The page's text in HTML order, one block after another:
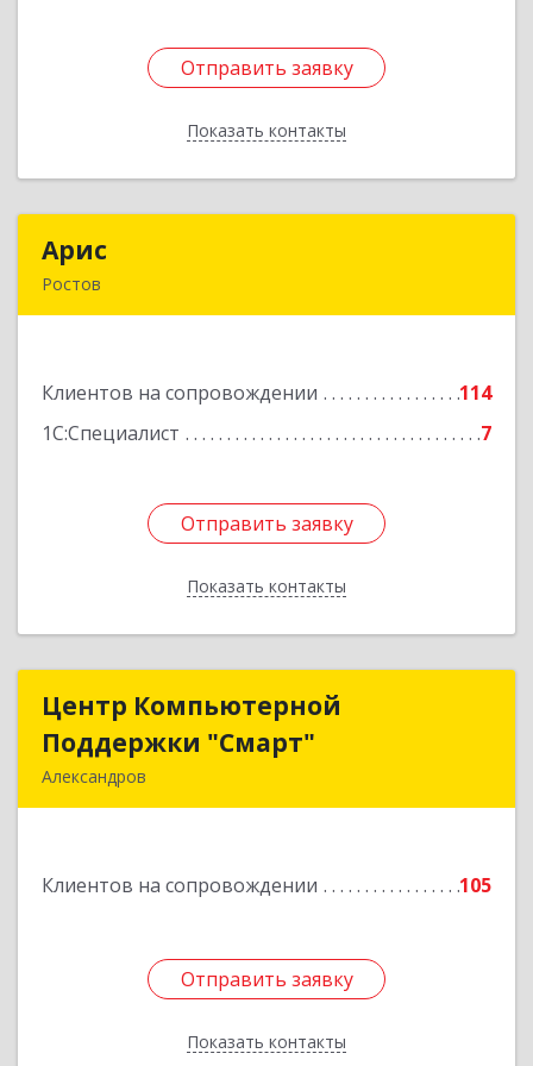
Отправить заявку
Показать контакты
Отправить заявку
Назад
Арис
Ростов
Клиентов на сопровождении
114
1С:Специалист
7
Отправить заявку
Показать контакты
Отправить заявку
Назад
Центр Компьютерной
Поддержки "Смарт"
Александров
Клиентов на сопровождении 105
Отправить заявку
Показать контакты
Центр Компьютерной
Поддержки "Смарт"
Подробнее
Отправить заявку
Назад